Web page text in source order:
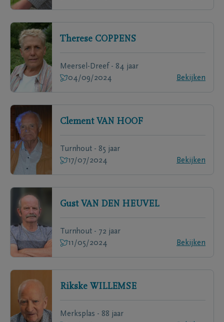
Therese COPPENS
Meersel-Dreef - 84 jaar
04/09/2024
Bekijken
Clement VAN HOOF
Turnhout - 85 jaar
17/07/2024
Bekijken
Gust VAN DEN HEUVEL
Turnhout - 72 jaar
11/05/2024
Bekijken
Rikske WILLEMSE
Merksplas - 88 jaar